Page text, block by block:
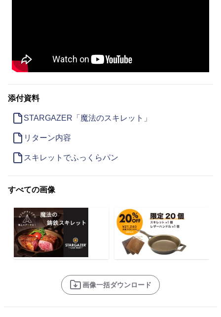
添付資料
STARGAZER「魔法のスキレット」
リターン内容
スキレットでふっくらパン
すべての画像
画像一括ダウンロード